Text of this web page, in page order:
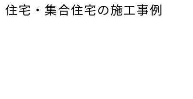
住宅・集合住宅の施工事例